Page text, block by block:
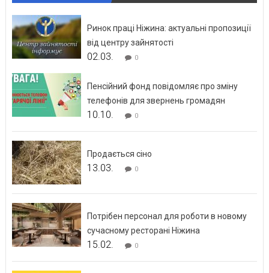
Ринок праці Ніжина: актуальні пропозиції
від центру зайнятості
02.03. 0
Пенсійний фонд повідомляє про зміну
телефонів для звернень громадян
10.10. 0
Продається сіно
13.03. 0
Потрібен персонал для роботи в новому
сучасному ресторані Ніжина
15.02. 0